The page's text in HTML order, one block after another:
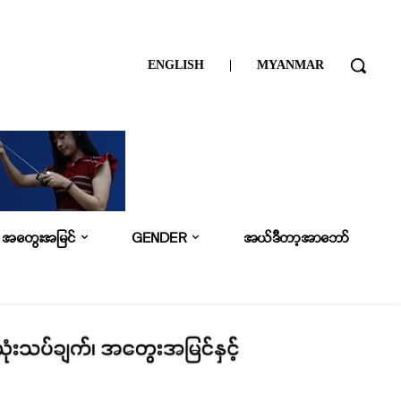
ENGLISH | MYANMAR
အတွေးအမြင် GENDER အယ်ဒီတာ့အာဘော်